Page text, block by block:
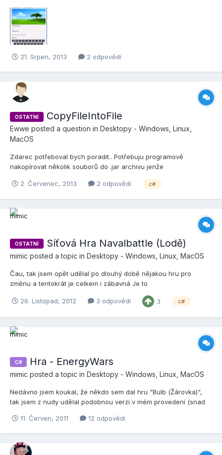
někdo chtěl zdrojový kod tak ať mi napíše Download
http://pawno.cz/file...ngman-sibenice/
21. Srpen, 2013 2 odpovědí
OSTATNÍ CopyFileIntoFile
Ewwe posted a question in Desktopy - Windows, Linux,
MacOS
Zdarec potřeboval bych poradit.. Potřebuju programově
nakopírovat několik souborů do .jar archivu jenže
achív přidat tam soubory a pak znovu zazipovat bych zvolil až
2. Červenec, 2013 2 odpovědí c#
OSTATNÍ Síťová Hra Navalbattle (Lodě)
mimic posted a topic in Desktopy - Windows, Linux, MacOS
Čau, tak jsem opět udělal po dlouhý době nějakou hru pro
změnu a tentokrát je celkem i zábavná Je to
volnosti a může si vytvořit vlastní typy lodí, velikost mapy, max.
26. Listopad, 2012 3 odpovědí 3 c#
C# Hra - EnergyWars
mimic posted a topic in Desktopy - Windows, Linux, MacOS
Nedávno jsem koukal, že někdo sem dal hru "Bulb (Žárovka)",
tak jsem z nudy udělal podobnou verzi v mém provedení (snad
blbina, ale na chvilku to zabaví Hra se jmenuje Energy Wars -
Ovládání hry je pouze myší (taková klikačka) x...
11. Červen, 2011 12 odpovědí